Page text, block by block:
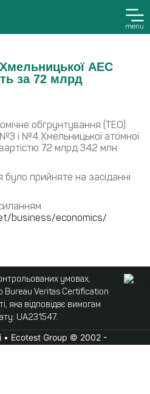
menu
АЕС
за 72 млрд
обгрунтування (ТЕО)
і №4 Хмельницької атомної
72 млрд 342 млн
прийняте на засіданні
business/economics/
умовах,
Bureau Veritas Certification
відповідає вимогам
UA231547.
• Ecotest Group © 2002 -